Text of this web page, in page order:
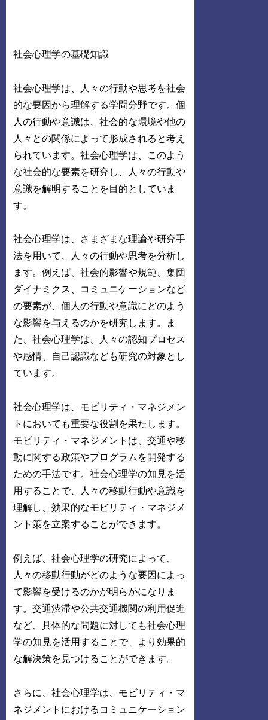
社会心理学の基礎知識
社会心理学は、人々の行動や思考を社会
的な要因から理解する学問分野です。個
人の行動や意識は、社会的な環境や他の
人々との関係によって形成されると考え
られています。社会心理学は、このよう
な社会的な要素を研究し、人々の行動や
意識を解明することを目的としていま
す。
社会心理学は、さまざまな理論や研究手
法を用いて、人々の行動や思考を分析し
ます。例えば、社会的影響や規範、集団
ダイナミクス、コミュニケーションなど
の要素が、個人の行動や意識にどのよう
な影響を与えるのかを研究します。ま
た、社会心理学は、人々の認知プロセス
や感情、自己認識なども研究の対象とし
ています。
社会心理学は、モビリティ・マネジメン
トにおいても重要な役割を果たします。
モビリティ・マネジメントは、交通や移
動に関する政策やプログラムを開発する
ための手法です。社会心理学の知見を活
用することで、人々の移動行動や意識を
理解し、効果的なモビリティ・マネジメ
ント策を立案することができます。
例えば、社会心理学の研究によって、
人々の移動行動がどのような要因によっ
て影響を受けるのかが明らかになりま
す。交通渋滞や公共交通機関の利用促進
など、具体的な問題に対しても社会心理
学の知見を活用することで、より効果的
な解決策を見つけることができます。
さらに、社会心理学は、モビリティ・マ
ネジメントにおけるコミュニケーション